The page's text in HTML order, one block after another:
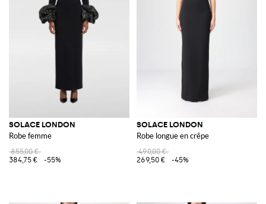
SOLACE LONDON
Robe femme
855,00 €
384,75 €
-55%
SOLACE LONDON
Robe longue en crêpe
490,00 €
269,50 €
-45%